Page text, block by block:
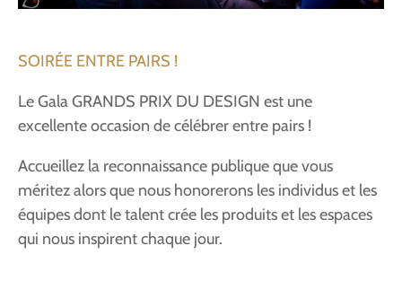
SOIRÉE ENTRE PAIRS !
Le Gala GRANDS PRIX DU DESIGN est une
excellente occasion de célébrer entre pairs !
Accueillez la reconnaissance publique que vous
méritez alors que nous honorerons les individus et les
équipes dont le talent crée les produits et les espaces
qui nous inspirent chaque jour.